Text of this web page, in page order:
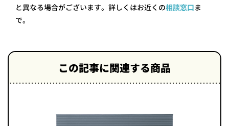
と異なる場合がございます。詳しくはお近くの相談窓口ま
で。
この記事に関連する商品